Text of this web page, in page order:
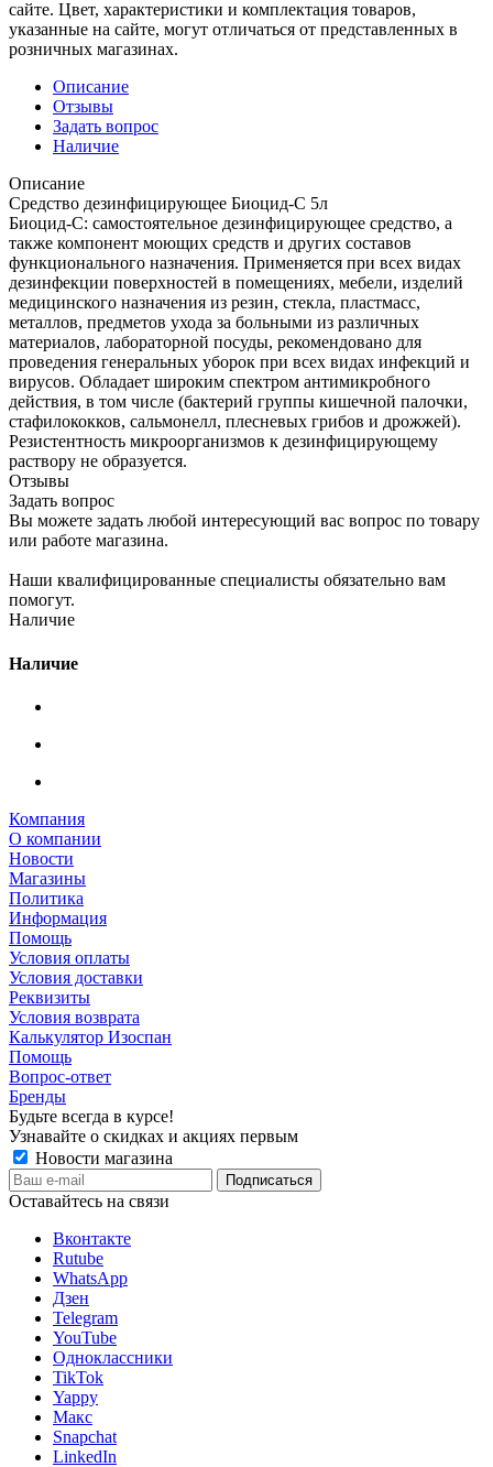
сайте. Цвет, характеристики и комплектация товаров,
указанные на сайте, могут отличаться от представленных в
розничных магазинах.
Описание
Отзывы
Задать вопрос
Наличие
Описание
Средство дезинфицирующее Биоцид-С 5л
Биоцид-С: самостоятельное дезинфицирующее средство, а
также компонент моющих средств и других составов
функционального назначения. Применяется при всех видах
дезинфекции поверхностей в помещениях, мебели, изделий
медицинского назначения из резин, стекла, пластмасс,
металлов, предметов ухода за больными из различных
материалов, лабораторной посуды, рекомендовано для
проведения генеральных уборок при всех видах инфекций и
вирусов. Обладает широким спектром антимикробного
действия, в том числе (бактерий группы кишечной палочки,
стафилококков, сальмонелл, плесневых грибов и дрожжей).
Резистентность микроорганизмов к дезинфицирующему
раствору не образуется.
Отзывы
Задать вопрос
Вы можете задать любой интересующий вас вопрос по товару
или работе магазина.
Наши квалифицированные специалисты обязательно вам
помогут.
Наличие
Наличие
Компания
О компании
Новости
Магазины
Политика
Информация
Помощь
Условия оплаты
Условия доставки
Реквизиты
Условия возврата
Калькулятор Изоспан
Помощь
Вопрос-ответ
Бренды
Будьте всегда в курсе!
Узнавайте о скидках и акциях первым
Новости магазина
Оставайтесь на связи
Вконтакте
Rutube
WhatsApp
Дзен
Telegram
YouTube
Одноклассники
TikTok
Yappy
Макс
Snapchat
LinkedIn